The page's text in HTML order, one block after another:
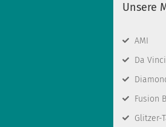
Unsere
AMI
Da Vinci
Fusion
Glitzer-